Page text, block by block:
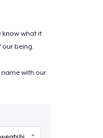
know what it
being.
name with our